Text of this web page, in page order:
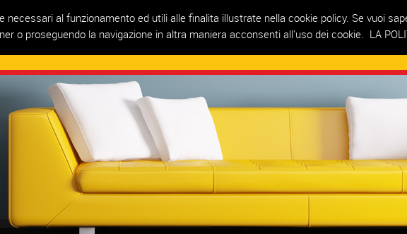
al funzionamento ed utili alle finalita illustrate nella cookie policy. Se vuoi
o proseguendo la navigazione in altra maniera acconsenti all'uso dei cookie. LA